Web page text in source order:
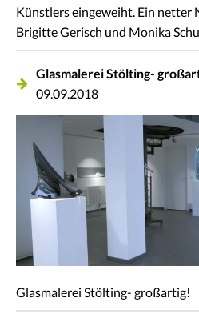
Künstlers eingeweiht. Ein netter
Brigitte Gerisch und Monika
Glasmalerei Stölting-
09.09.2018
Glasmalerei Stölting- großartig!